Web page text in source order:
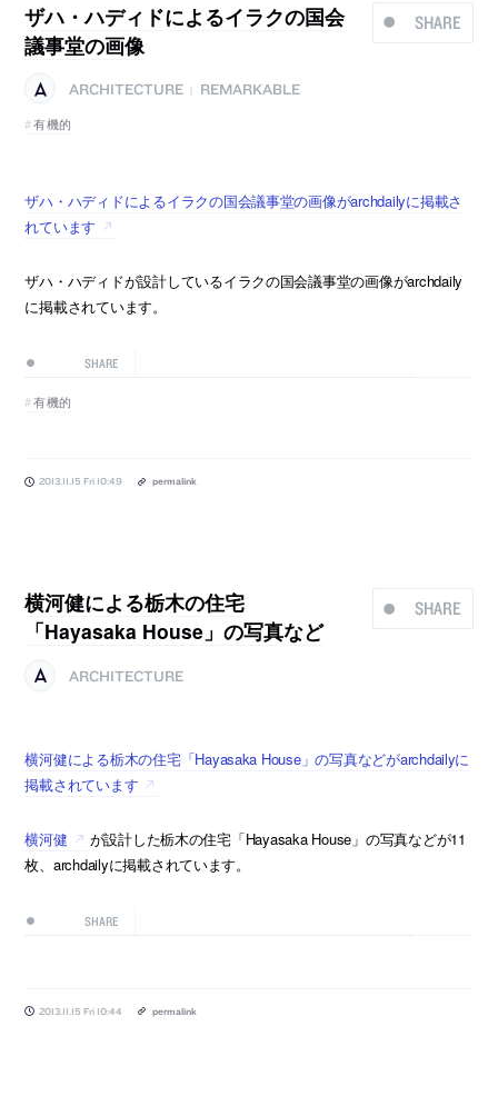
SHARE
ザハ・ハディドによるイラクの国会
議事堂の画像
ARCHITECTURE
REMARKABLE
有機的
ザハ・ハディドによるイラクの国会議事堂の画像がarchdailyに掲載さ
れています
ザハ・ハディドが設計しているイラクの国会議事堂の画像がarchdaily
に掲載されています。
SHARE
有機的
2013.11.15 Fri 10:49 permalink
SHARE
横河健による栃木の住宅
「Hayasaka House」の写真など
ARCHITECTURE
横河健による栃木の住宅「Hayasaka House」の写真などがarchdailyに
掲載されています
横河健
が設計した栃木の住宅「Hayasaka House」の写真などが11
枚、archdailyに掲載されています。
SHARE
2013.11.15 Fri 10:44 permalink